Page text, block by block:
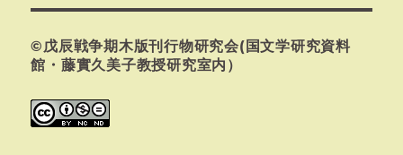
ン
©戊辰戦争期木版刊行物研究会(国文学研究資料
館・藤實久美子教授研究室内）